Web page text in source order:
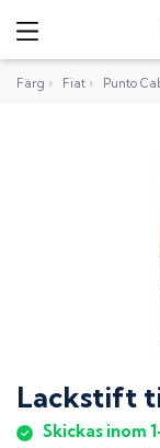
Färg › Fiat › Punto
Lackstift
Skickas inom